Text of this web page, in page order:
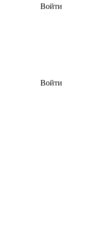
Войти
Войти